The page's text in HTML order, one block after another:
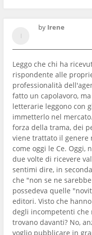
by Irene
Leggo che chi ha
rispondente alle
professionalità
fatto un capolavoro,
letterarie leggono con
immetterlo nel
forza della trama, dei
viene trattato il genere
come oggi le Ce. Oggi,
due volte di ricevere
sentimi dire, in
che "non se ne
possedeva quelle
editori. Visto che
degli incompetenti che
trovano davanti? No,
voglio pubblicare in